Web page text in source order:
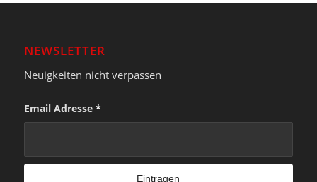
NEWSLETTER
Neuigkeiten nicht verpassen
Email Adresse *